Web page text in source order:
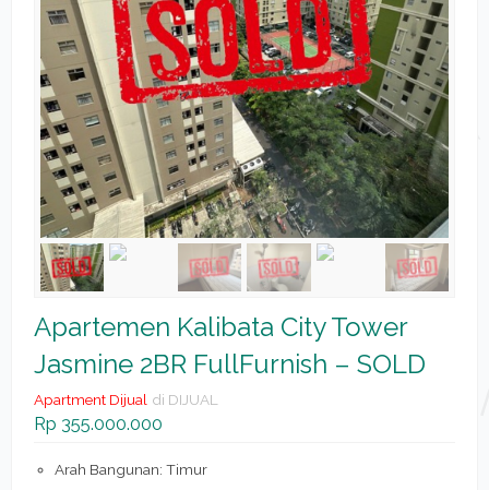
Apartemen Kalibata City Tower
Jasmine 2BR FullFurnish – SOLD
Apartment Dijual di DIJUAL
Rp 355.000.000
Arah Bangunan: Timur